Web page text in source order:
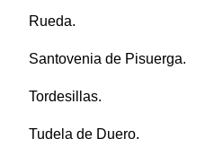
Rueda.
Santovenia de Pisuerga.
Tordesillas.
Tudela de Duero.